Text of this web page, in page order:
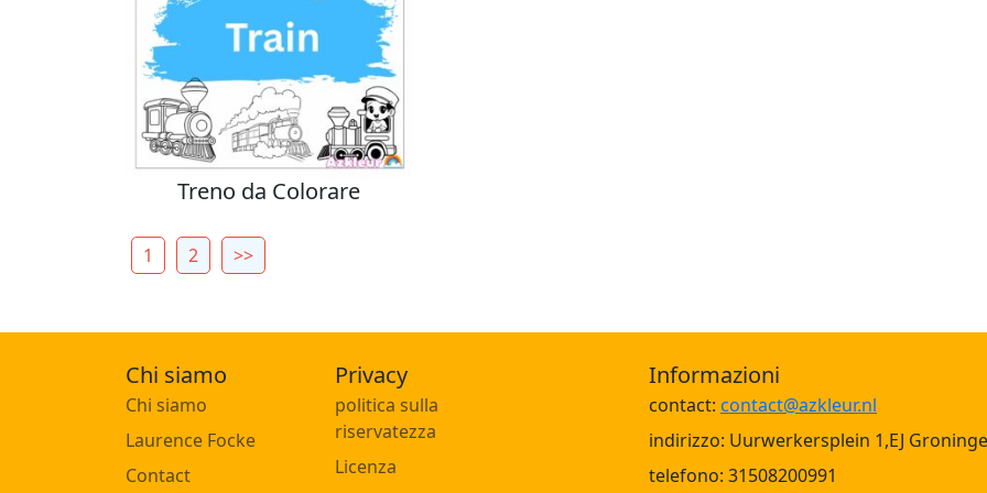
Treno da Colorare
1 2 >>
Chi siamo
Chi siamo
Laurence Focke
Contact
Privacy
politica sulla
riservatezza
Licenza
Informazioni
contact: contact@azkleur.nl
indirizzo: Uurwerkersplein 1,EJ
telefono: 31508200991